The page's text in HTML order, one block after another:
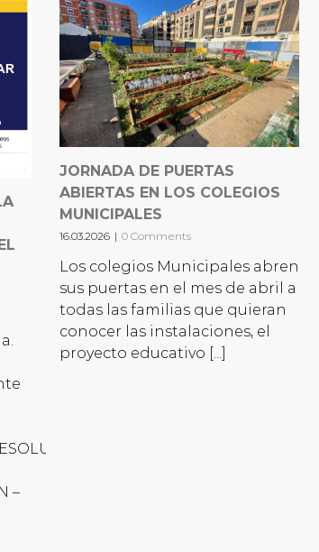
–
JORNADA DE PUERTAS
ABIERTAS EN LOS COLEGIOS
MUNICIPALES
16.03.2026 | 0 Comments
Los colegios Municipales abren
sus puertas en el mes de abril a
todas las familias que quieran
conocer las instalaciones, el
proyecto educativo [...]